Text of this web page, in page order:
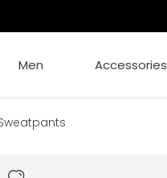
Men Accessories